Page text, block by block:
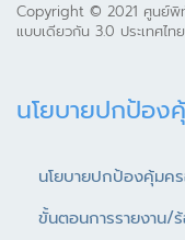
Copyright © 2021 ศูนย์พิ
แบบเดียวกัน 3.0 ประเทศไทย
นโยบายปกป้อง
นโยบายปกป้องคุ้มค
ขั้นตอนการรายงาน/